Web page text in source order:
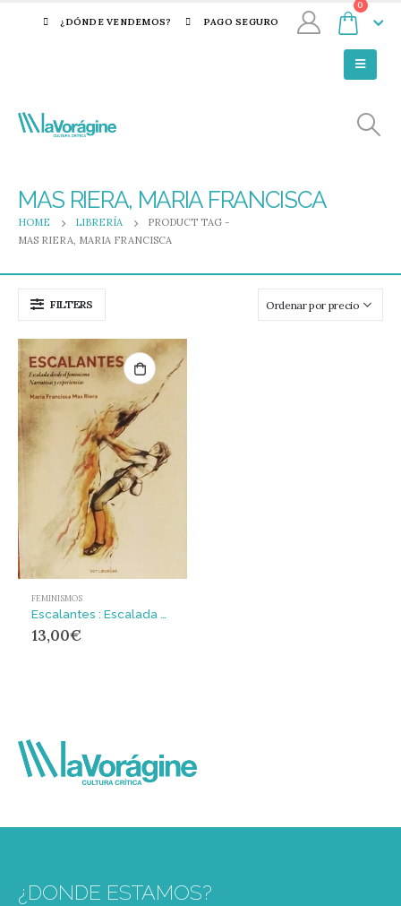
¿DÓNDE VENDEMOS? PAGO SEGURO
0
MAS RIERA, MARIA FRANCISCA
HOME LIBRERÍA
PRODUCT TAG -
MAS RIERA, MARIA FRANCISCA
FILTERS
FEMINISMOS
13,00€
¿DONDE ESTAMOS?